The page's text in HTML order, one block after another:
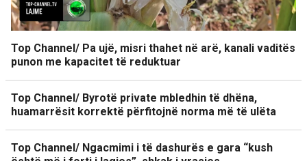
Top Channel/ Pa ujë, misri thahet në arë, kanali vaditës
punon me kapacitet të reduktuar
Top Channel/ Byrotë private mbledhin të dhëna,
huamarrësit korrektë përfitojnë norma më të ulëta
Top Channel/ Ngacmimi i të dashurës e gara “kush